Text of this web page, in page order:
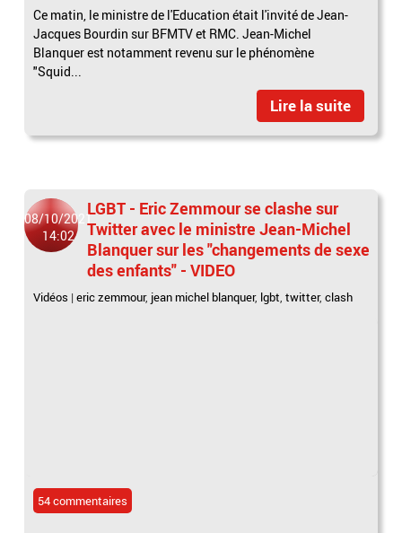
Ce matin, le ministre de l'Education était l'invité de Jean-
Jacques Bourdin sur BFMTV et RMC. Jean-Michel
Blanquer est notamment revenu sur le phénomène
"Squid...
Lire la suite
08/10/2021
14:02
LGBT - Eric Zemmour se clashe sur
Twitter avec le ministre Jean-Michel
Blanquer sur les "changements de sexe
des enfants" - VIDEO
Vidéos |eric zemmour, jean michel blanquer, lgbt,twitter,clash
54 commentaires